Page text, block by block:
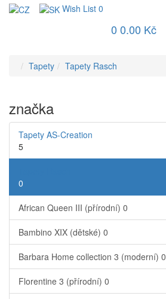
Wish List 0
0 0.00 Kč
Tapety Tapety Rasch
značka
Tapety AS-Creation
5
0
African Queen III (přírodní) 0
Bambino XIX (dětské) 0
Barbara Home collection 3 (moderní) 0
Florentine 3 (přírodní) 0